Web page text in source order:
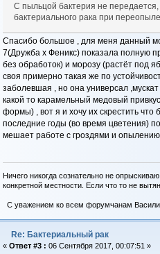
С пыльцой бактерия не
бактериального рака при
Спасибо большое , для меня данный
7(Дружба х Феникс) показала полную
без обработок) и морозу (растёт под
своя примерно такая же по
заболевшая , но она универсал
какой то карамельный медовый
формы) , вот я и хочу их скрестить что
последние годы (во время цветения)
мешает работе с гроздями и опылению
Ничего никогда сознательно не
конкретной местности. Если что то не
С уважением ко всем форумчанам
Re: Бактериальный рак
« Ответ #3 : 06 Сентября 2017, 00:07:51 »